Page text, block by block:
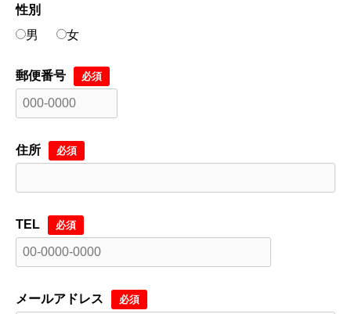
性別
男
女
郵便番号 必須
住所 必須
TEL 必須
メールアドレス 必須